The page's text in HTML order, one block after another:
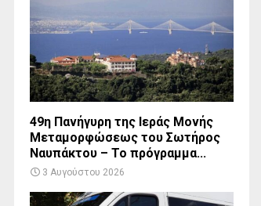
49η Πανήγυρη της Ιεράς Μονής
Μεταμορφώσεως του Σωτήρος
Ναυπάκτου – Το πρόγραμμα...
3 Αυγούστου 2026